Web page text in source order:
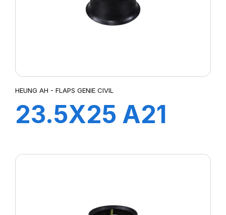
HEUNG AH - FLAPS GENIE CIVIL
23.5X25 A21